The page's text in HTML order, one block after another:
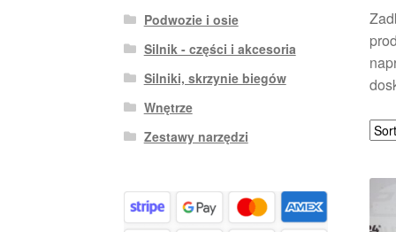
Podwozie i osie
Silnik - części i akcesoria
Silniki, skrzynie biegów
Wnętrze
Zestawy narzędzi